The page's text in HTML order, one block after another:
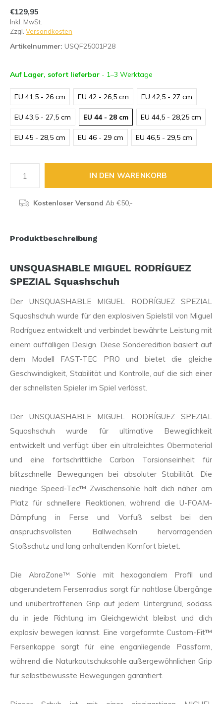
€129,95
Inkl. MwSt.
Zzgl. Versandkosten
Artikelnummer: USQF25001P28
Auf Lager, sofort lieferbar - 1–3 Werktage
EU 41,5 - 26 cm EU 42 - 26,5 cm EU 42,5 - 27 cm
EU 43,5 - 27,5 cm EU 44 - 28 cm EU 44,5 - 28,25 cm
EU 45 - 28,5 cm EU 46 - 29 cm EU 46,5 - 29,5 cm
IN DEN WARENKORB
Kostenloser Versand Ab €50,-
Produktbeschreibung
UNSQUASHABLE MIGUEL RODRÍGUEZ
SPEZIAL Squashschuh
Der UNSQUASHABLE MIGUEL RODRÍGUEZ SPEZIAL
Squashschuh wurde für den explosiven Spielstil von Miguel
Rodríguez entwickelt und verbindet bewährte Leistung mit
einem auffälligen Design. Diese Sonderedition basiert auf
dem Modell FAST-TEC PRO und bietet die gleiche
Geschwindigkeit, Stabilität und Kontrolle, auf die sich einer
der schnellsten Spieler im Spiel verlässt.
Der UNSQUASHABLE MIGUEL RODRÍGUEZ SPEZIAL
Squashschuh wurde für ultimative Beweglichkeit
entwickelt und verfügt über ein ultraleichtes Obermaterial
und eine fortschrittliche Carbon Torsionseinheit für
blitzschnelle Bewegungen bei absoluter Stabilität. Die
niedrige Speed-Tec™ Zwischensohle hält dich näher am
Platz für schnellere Reaktionen, während die U-FOAM-
Dämpfung in Ferse und Vorfuß selbst bei den
anspruchsvollsten Ballwechseln hervorragenden
Stoßschutz und lang anhaltenden Komfort bietet.
Die AbraZone™ Sohle mit hexagonalem Profil und
abgerundetem Fersenradius sorgt für nahtlose Übergänge
und unübertroffenen Grip auf jedem Untergrund, sodass
du in jede Richtung im Gleichgewicht bleibst und dich
explosiv bewegen kannst. Eine vorgeformte Custom-Fit™
Fersenkappe sorgt für eine enganliegende Passform,
während die Naturkautschuksohle außergewöhnlichen Grip
für selbstbewusste Bewegungen garantiert.